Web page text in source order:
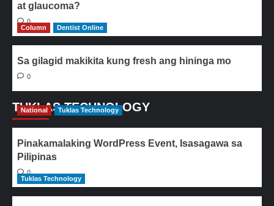
at glaucoma?
0
Column
Dentist Online
Sa gilagid makikita kung fresh ang hininga mo
0
TUKLAS TECHNOLOGY
National Tuklas Technology
Pinakamalaking WordPress Event, Isasagawa sa
Pilipinas
0
Tuklas Technology